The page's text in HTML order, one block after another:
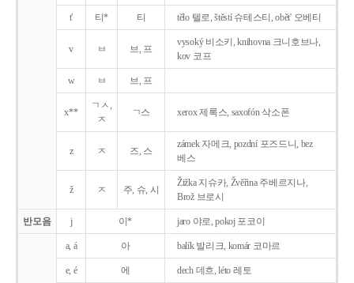
t' 티* 티 tělo 텔로, štěstí 슈테스티, obět' 오베티
v ㅂ 브, 프
vysoký 비소키, knihovna 크니호브나,
kov 코프
w ㅂ 브, 프
x**
ㄱㅅ,
ㅈ
ㄱ스 xerox 제록스, saxofón 삭소폰
z ㅈ 즈, 스
zámek 자메크, pozdní 포즈드니, bez
베스
ž ㅈ 주, 슈, 시
Žižka 지슈카, Žvěřina 주베르지나,
Brož 브로시
반모음 j 이* jaro 야로, pokoj 포코이
a, á 아 balík 발리크, komár 코마르
e, é 에 dech 데흐, léto 레토